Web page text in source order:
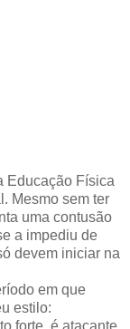
Educação Física
Mesmo sem ter
uma contusão
a impediu de
devem iniciar na
em que
estilo:
forte, é atacante,